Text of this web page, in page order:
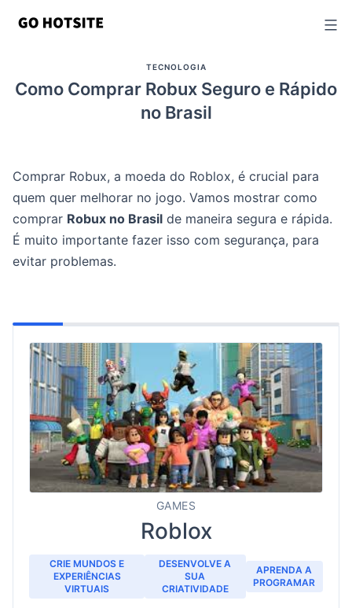
conteúdo
TECNOLOGIA
Como Comprar Robux Seguro e Rápido
no Brasil
Comprar Robux, a moeda do Roblox, é crucial para
quem quer melhorar no jogo. Vamos mostrar como
comprar Robux no Brasil de maneira segura e rápida.
É muito importante fazer isso com segurança, para
evitar problemas.
GAMES
Roblox
CRIE MUNDOS E
EXPERIÊNCIAS
VIRTUAIS
DESENVOLVE A
SUA
CRIATIVIDADE
APRENDA A
PROGRAMAR